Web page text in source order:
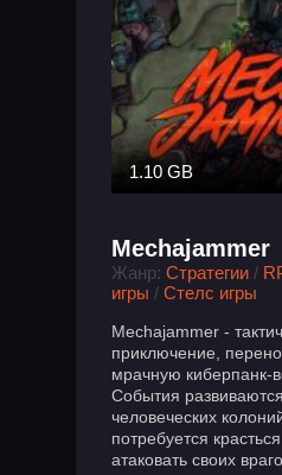
1.10 GB
Mechajammer
Жанр: Стратегии /
игры / Стелс игры
Mechajammer -
приключение,
мрачную киберпанк-
События
человеческих
потребуется
атаковать своих